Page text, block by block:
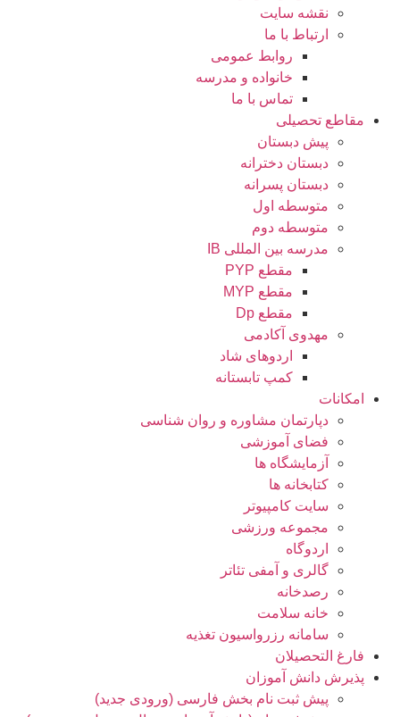
نقشه سایت
ارتباط با ما
روابط عمومی
خانواده و مدرسه
تماس با ما
مقاطع تحصیلی
پیش دبستان
دبستان دخترانه
دبستان پسرانه
متوسطه اول
متوسطه دوم
مدرسه بین المللی IB
مقطع PYP
مقطع MYP
مقطع Dp
مهدوی آکادمی
اردوهای شاد
کمپ تابستانه
امکانات
دپارتمان مشاوره و روان شناسی
فضای آموزشی
آزمایشگاه ها
کتابخانه ها
سایت کامپیوتر
مجموعه ورزشی
اردوگاه
گالری و آمفی تئاتر
رصدخانه
خانه سلامت
سامانه رزرواسیون تغذیه
فارغ التحصیلان
پذیرش دانش آموزان
پیش ثبت نام بخش فارسی (ورودی جدید)